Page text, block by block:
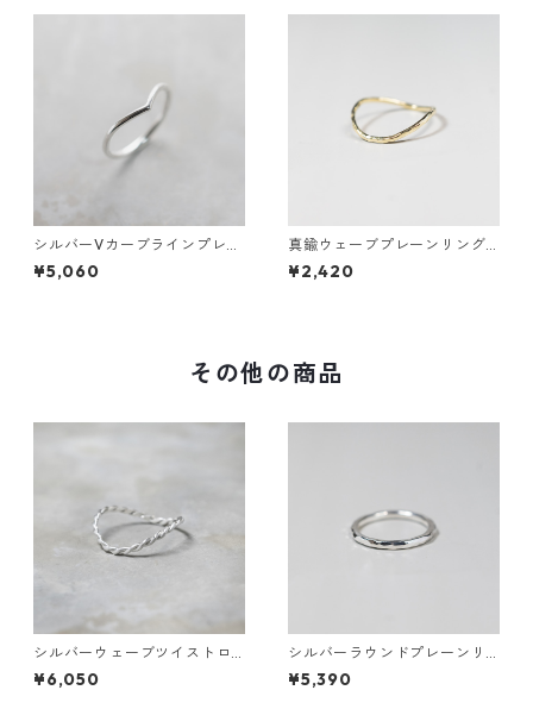
シルバーVカーブラインプレー
ンリング 1.5mm幅 鏡面｜FA-1
180
¥5,060
真鍮ウェーブプレーンリング
1.2mm幅 槌目｜FA-1011
¥2,420
その他の商品
シルバーウェーブツイストロ
ープリング 0.8mm×2 つや消
し 3号～27号｜WKH WAVE T
¥6,050
シルバーラウンドプレーンリ
ング 1.8mm幅 槌目｜FA-120
¥5,390